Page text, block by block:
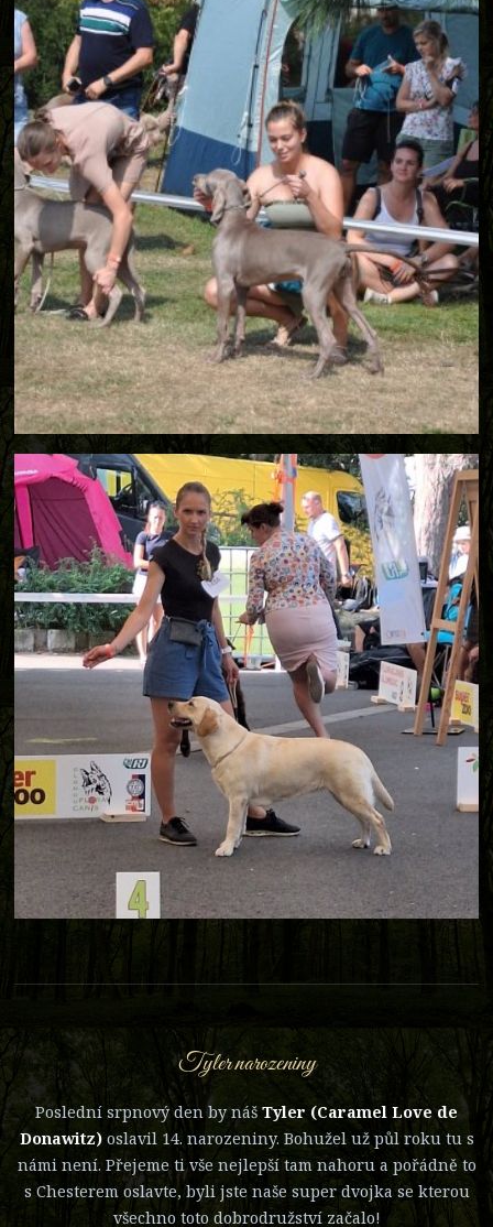
Tyler narozeniny
Poslední srpnový den by náš Tyler (Caramel Love de
Donawitz)oslavil 14. narozeniny. Bohužel už půl roku tu s
námi není. Přejeme ti vše nejlepší tam nahoru a pořádně to
s Chesterem oslavte, byli jste naše super dvojka se kterou
všechno toto dobrodružství začalo!